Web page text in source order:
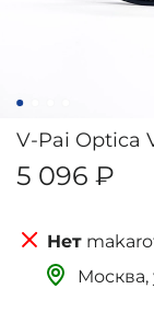
V-Pai Optica
5 096 ₽
Москва,